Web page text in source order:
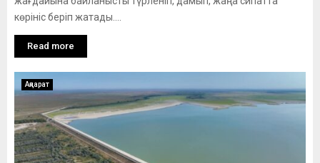
көрініс беріп жатады....
Read more
Ақпарат